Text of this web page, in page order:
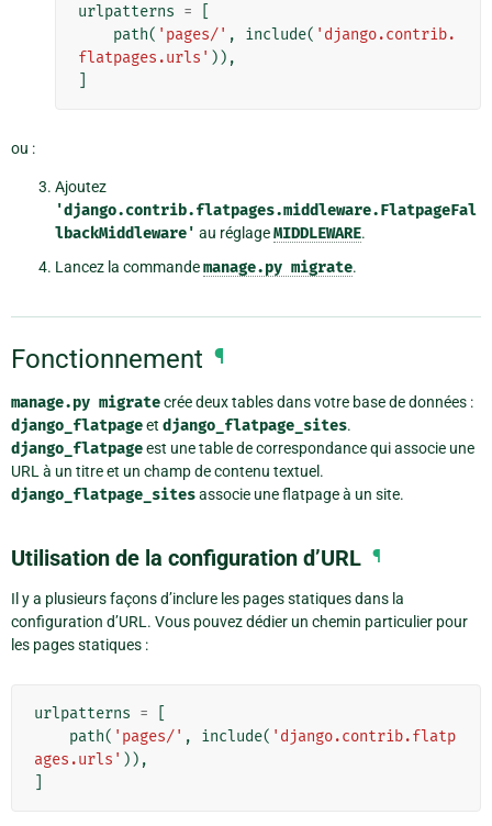
urlpatterns =
path( 'pages/' , include( 'django.contrib.
flatpages.urls' )),
ou :
Ajoutez
'django.contrib.flatpages.middleware.FlatpageFal
lbackMiddleware' au réglageMIDDLEWARE.
Lancez la commandemanage.py migrate.
Fonctionnement ¶
manage.py migratecrée deux tables dans votre base de données :
django_flatpageet django_flatpage_sites.
django_flatpageest une table de correspondance qui associe une
URL à un titre et un champ de contenu textuel.
django_flatpage_sitesassocie une flatpage à un site.
Utilisation de la configuration d’URL ¶
Il y a plusieurs façons d’inclure les pages statiques dans la
configuration d’URL. Vous pouvez dédier un chemin particulier pour
les pages statiques :
urlpatterns =
path( 'pages/' , include( 'django.contrib.flatp
ages.urls' )),